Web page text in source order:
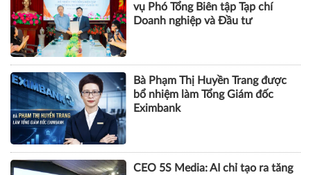
vụ Phó Tổng Biên tập Tạp chí
Doanh nghiệp và Đầu tư
Bà Phạm Thị Huyền Trang được
bổ nhiệm làm Tổng Giám đốc
Eximbank
CEO 5S Media: AI chỉ tạo ra tăng